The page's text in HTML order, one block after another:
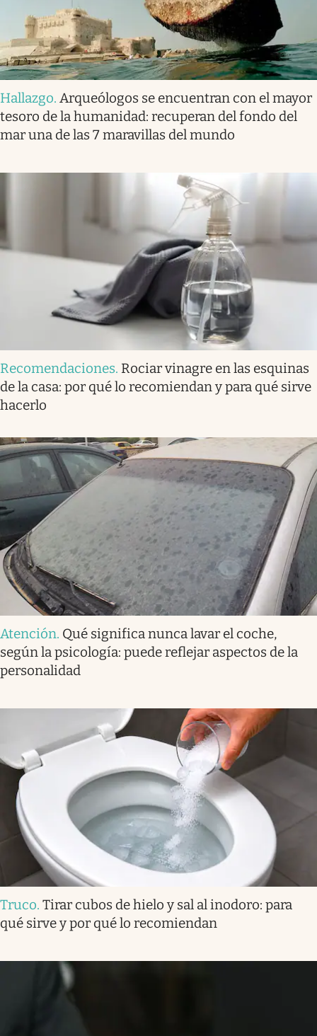
Hallazgo. Arqueólogos se encuentran con el mayor
tesoro de la humanidad: recuperan del fondo del
mar una de las 7 maravillas del mundo
Recomendaciones. Rociar vinagre en las esquinas
de la casa: por qué lo recomiendan y para qué sirve
hacerlo
Atención. Qué significa nunca lavar el coche,
según la psicología: puede reflejar aspectos de la
personalidad
Truco. Tirar cubos de hielo y sal al inodoro: para
qué sirve y por qué lo recomiendan